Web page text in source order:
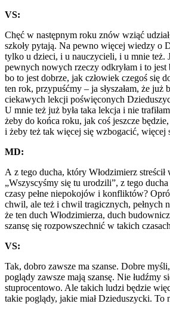
VS:
Chęć w następnym roku znów wziąć
szkoły pytają. Na pewno więcej wiedzy o
tylko u dzieci, i u nauczycieli, i u mnie też.
pewnych nowych rzeczy odkryłam i to jest
bo to jest dobrze, jak człowiek czegoś się
ten rok, przypuśćmy – ja słyszałam, że już
ciekawych lekcji poświęconych
U mnie też już była taka lekcja i nie
żeby do końca roku, jak coś jeszcze
i żeby też tak więcej się wzbogacić, więcej
MD:
A z tego ducha, który Włodzimierz
„Wszyscyśmy się tu urodzili”, z tego ducha
czasy pełne niepokojów i konfliktów?
chwil, ale też i chwil tragicznych, pełnych
że ten duch Włodzimierza, duch
szansę się rozpowszechnić w takich
VS:
Tak, dobro zawsze ma szanse. Dobre
poglądy zawsze mają szansę. Nie łudźmy
stuprocentowo. Ale takich ludzi będzie
takie poglądy, jakie miał Dzieduszycki. To